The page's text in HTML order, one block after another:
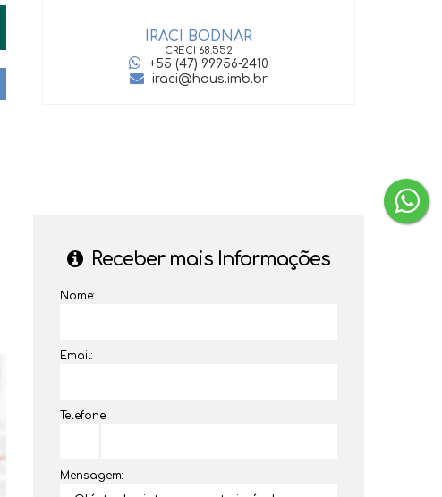
IRACI BODNAR
CRECI 68.552
+55 (47) 99956-2410
iraci@haus.imb.br
Receber mais Informações
Nome:
Email:
Telefone:
Mensagem: